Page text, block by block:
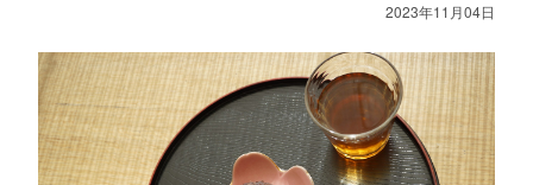
2023年11月04日